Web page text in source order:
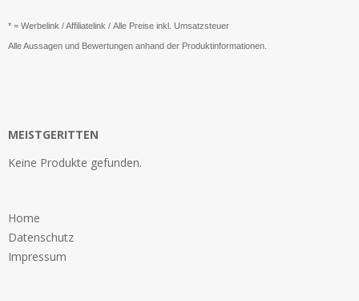
* = Werbelink / Affiliatelink / Alle Preise inkl. Umsatzsteuer
Alle Aussagen und Bewertungen anhand der Produktinformationen.
MEISTGERITTEN
Keine Produkte gefunden.
Home
Datenschutz
Impressum